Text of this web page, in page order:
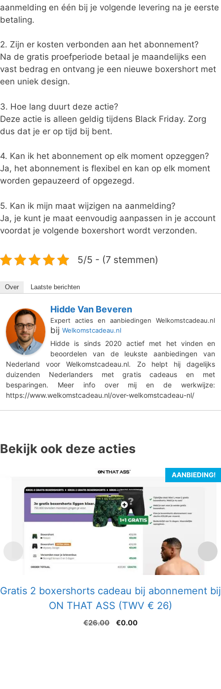
aanmelding en één bij je volgende levering na je eerste
betaling.
2. Zijn er kosten verbonden aan het abonnement?
Na de gratis proefperiode betaal je maandelijks een
vast bedrag en ontvang je een nieuwe boxershort met
een uniek design.
3. Hoe lang duurt deze actie?
Deze actie is alleen geldig tijdens Black Friday. Zorg
dus dat je er op tijd bij bent.
4. Kan ik het abonnement op elk moment opzeggen?
Ja, het abonnement is flexibel en kan op elk moment
worden gepauzeerd of opgezegd.
5. Kan ik mijn maat wijzigen na aanmelding?
Ja, je kunt je maat eenvoudig aanpassen in je account
voordat je volgende boxershort wordt verzonden.
5/5 - (7 stemmen)
Over Laatste berichten
Hidde Van Beveren
Expert acties en aanbiedingen Welkomstcadeau.nl
bij Welkomstcadeau.nl
Hidde is sinds 2020 actief met het vinden en
beoordelen van de leukste aanbiedingen van
Nederland voor Welkomstcadeau.nl. Zo helpt hij dagelijks
duizenden Nederlanders met gratis cadeaus en met
besparingen. Meer info over mij en de werkwijze:
https://www.welkomstcadeau.nl/over-welkomstcadeau-nl/
Bekijk ook deze acties
AANBIEDING!
Gratis 2 boxershorts cadeau bij abonnement bij
ON THAT ASS (TWV € 26)
€26.00
Oorspronkelijke
€0.00Huidige